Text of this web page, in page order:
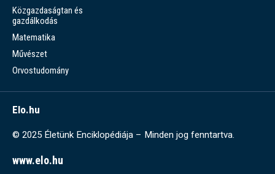
Közgazdaságtan és
gazdálkodás
Matematika
Művészet
Orvostudomány
Elo.hu
© 2025 Életünk Enciklopédiája – Minden jog fenntartva.
www.elo.hu